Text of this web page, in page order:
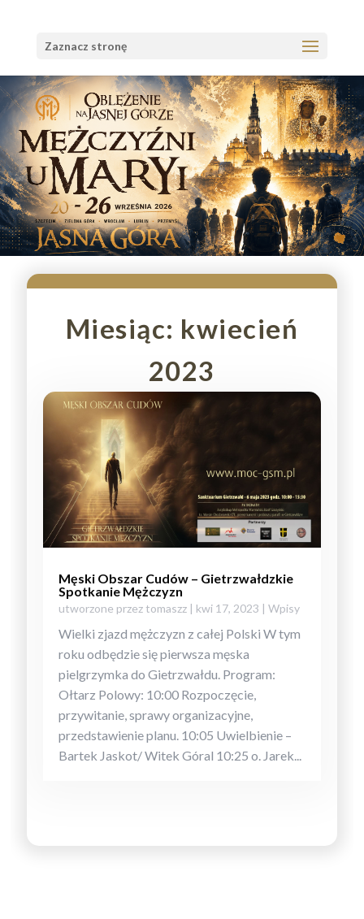
Zaznacz stronę
Miesiąc: kwiecień
2023
Męski Obszar Cudów – Gietrzwałdzkie
Spotkanie Mężczyzn
utworzone przez tomaszz | kwi 17, 2023 |Wpisy
Wielki zjazd mężczyzn z całej Polski W tym
roku odbędzie się pierwsza męska
pielgrzymka do Gietrzwałdu. Program:
Ołtarz Polowy: 10:00 Rozpoczęcie,
przywitanie, sprawy organizacyjne,
przedstawienie planu. 10:05 Uwielbienie –
Bartek Jaskot/ Witek Góral 10:25 o. Jarek...